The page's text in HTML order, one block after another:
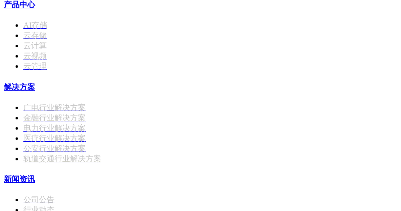
产品中心
AI存储
云存储
云计算
云视频
云管理
解决方案
广电行业解决方案
金融行业解决方案
电力行业解决方案
医疗行业解决方案
公安行业解决方案
轨道交通行业解决方案
新闻资讯
公司公告